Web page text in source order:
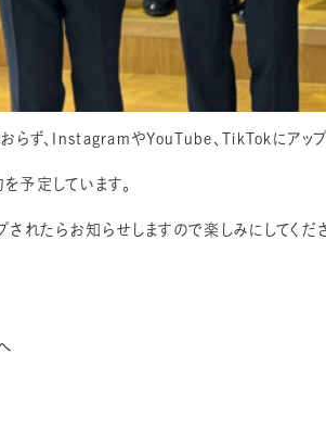
らず、InstagramやYouTube、TikTokにアッ
予定しています。
されたらお知らせしますので楽しみにしてくだ